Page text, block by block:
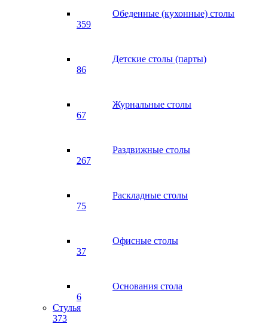
Обеденные (кухонные) столы
359
Детские столы (парты)
86
Журнальные столы
67
Раздвижные столы
267
Раскладные столы
75
Офисные столы
37
Основания стола
6
Стулья
373